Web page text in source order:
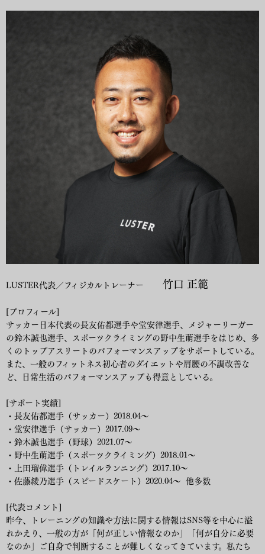
LUSTER代表／フィジカルトレーナー 竹口 正範
[プロフィール]
サッカー日本代表の長友佑都選手や堂安律選手、メジャーリーガー
の鈴木誠也選手、スポーツクライミングの野中生萌選手をはじめ、多
くのトップアスリートのパフォーマンスアップをサポートしている。
また、一般のフィットネス初心者のダイエットや肩腰の不調改善な
ど、日常生活のパフォーマンスアップも得意としている。
[サポート実績]
・長友佑都選手（サッカー）2018.04〜
・堂安律選手（サッカー）2017.09〜
・鈴木誠也選手（野球）2021.07〜
・野中生萌選手（スポーツクライミング）2018.01〜
・上田瑠偉選手（トレイルランニング）2017.10〜
・佐藤綾乃選手（スピードスケート）2020.04〜 他多数
[代表コメント]
昨今、トレーニングの知識や方法に関する情報はSNS等を中心に溢
れかえり、一般の方が「何が正しい情報なのか」「何が自分に必要
なのか」ご自身で判断することが難しくなってきています。私たち